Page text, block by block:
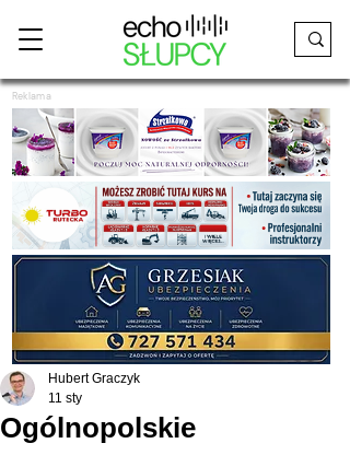
Reklama
Ogólnopolskie
Hubert Graczyk
11 sty